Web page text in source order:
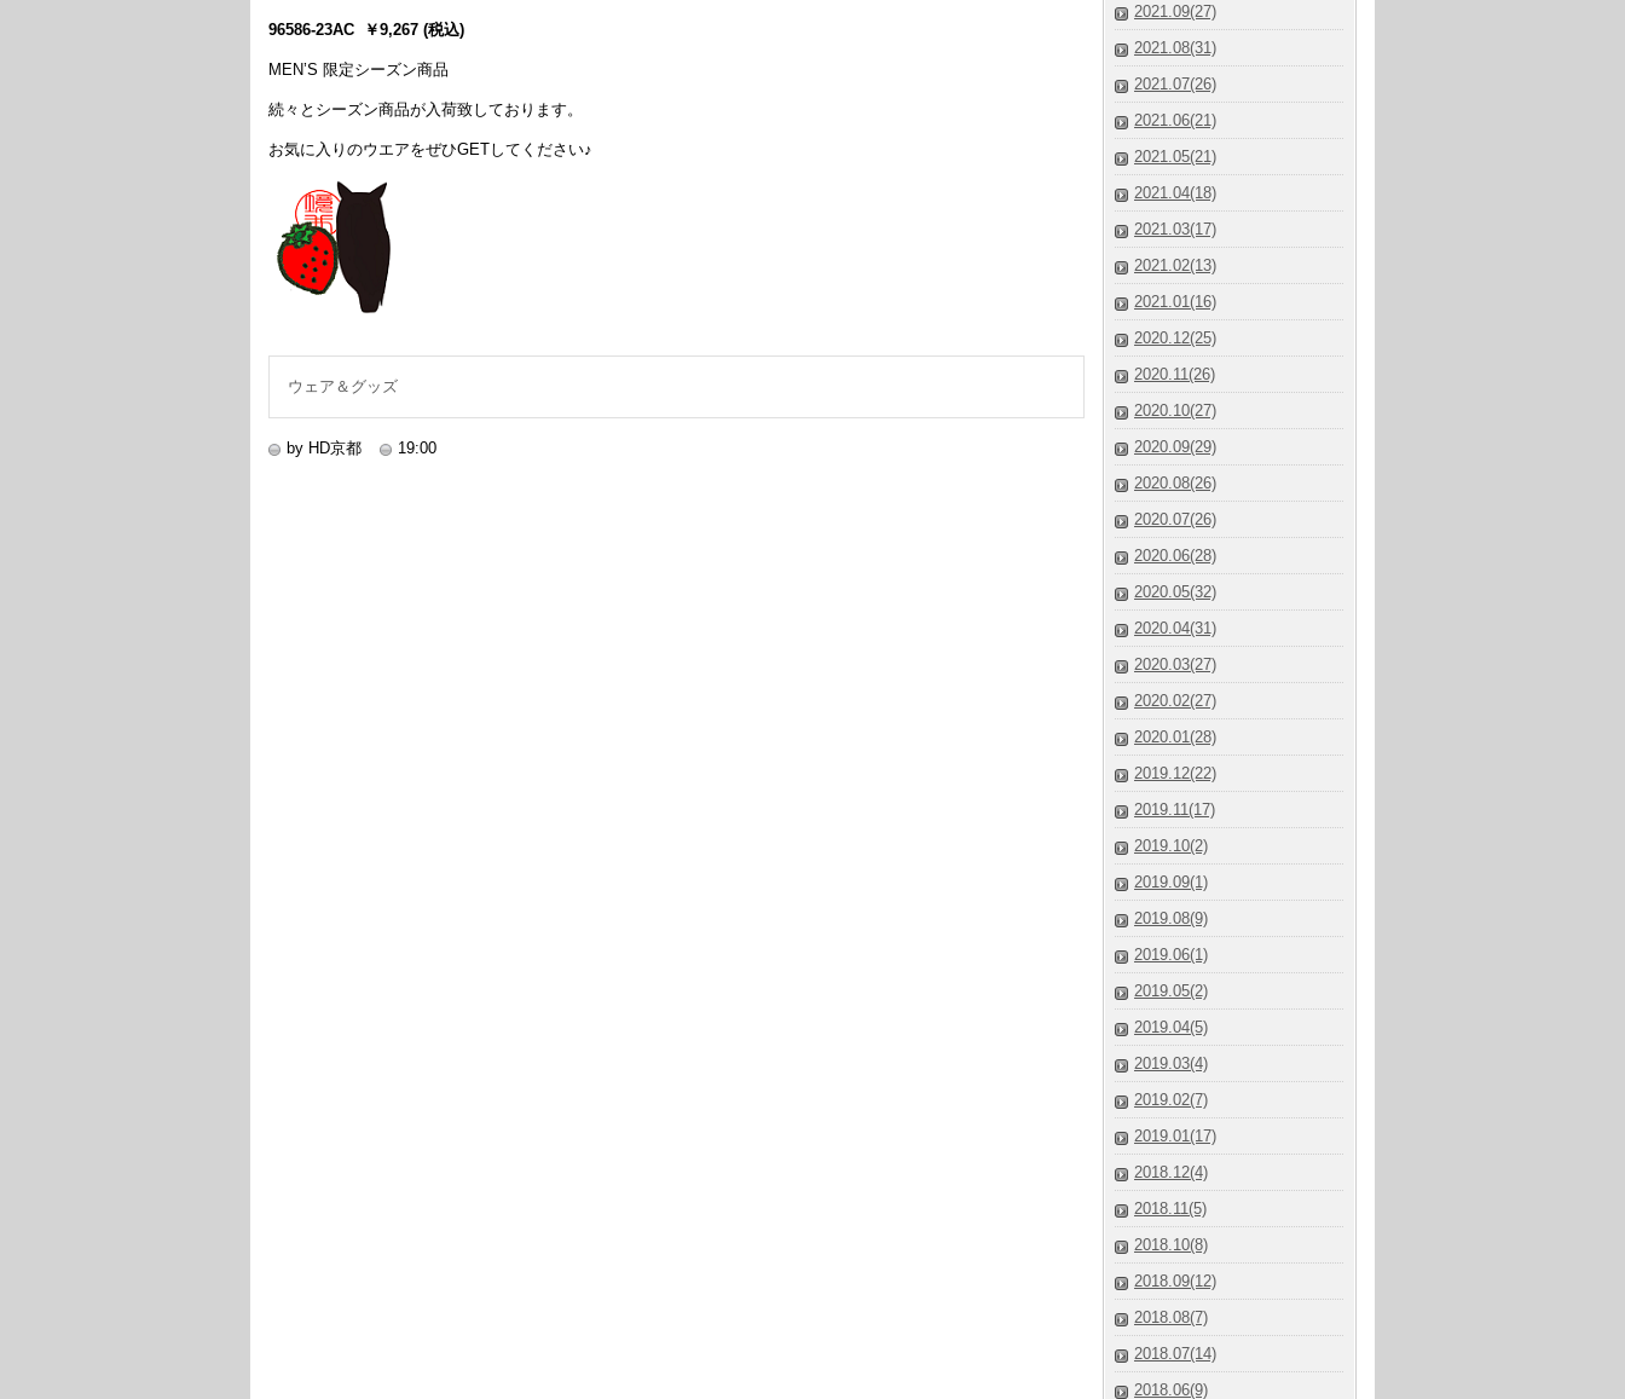
96586-23AC ￥9,267 (税込)
MEN’S 限定シーズン商品
続々とシーズン商品が入荷致しております。
お気に入りのウエアをぜひGETしてください♪
ウェア＆グッズ
by HD京都 19:00
2021.09(27)
2021.08(31)
2021.07(26)
2021.06(21)
2021.05(21)
2021.04(18)
2021.03(17)
2021.02(13)
2021.01(16)
2020.12(25)
2020.11(26)
2020.10(27)
2020.09(29)
2020.08(26)
2020.07(26)
2020.06(28)
2020.05(32)
2020.04(31)
2020.03(27)
2020.02(27)
2020.01(28)
2019.12(22)
2019.11(17)
2019.10(2)
2019.09(1)
2019.08(9)
2019.06(1)
2019.05(2)
2019.04(5)
2019.03(4)
2019.02(7)
2019.01(17)
2018.12(4)
2018.11(5)
2018.10(8)
2018.09(12)
2018.08(7)
2018.07(14)
2018.06(9)